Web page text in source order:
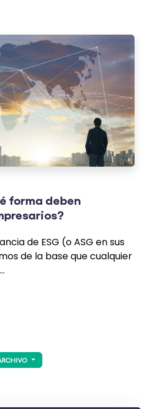
forma deben
de ESG (o ASG en sus
de la base que cualquier